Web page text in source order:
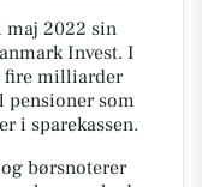
maj 2022 sin
Invest. I
fire milliarder
pensioner som
i sparekassen.
børsnoterer